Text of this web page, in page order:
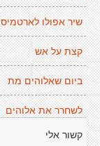
שיר אפולו לארטמיס
קצת על אש
ביום שאלוהים מת
לשחרר את אלוהים
קשור אלי